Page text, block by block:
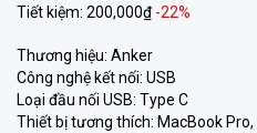
Tiết kiệm: 200,000₫ -22%
Thương hiệu: Anker
Công nghệ kết nối: USB
Loại đầu nối USB: Type C
Thiết bị tương thích: MacBook